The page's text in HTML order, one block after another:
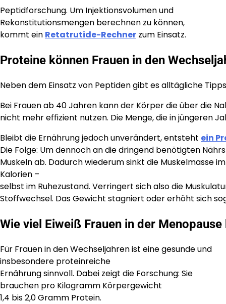
Peptidforschung. Um Injektionsvolumen und
Rekonstitutionsmengen berechnen zu können,
kommt ein Retatrutide-Rechner zum Einsatz.
Proteine können Frauen in den
Neben dem Einsatz von Peptiden gibt es alltägliche
Bei Frauen ab 40 Jahren kann der Körper die über die
nicht mehr effizient nutzen. Die Menge, die in jüngeren
Bleibt die Ernährung jedoch unverändert, entsteht ein
Die Folge: Um dennoch an die dringend benötigten
Muskeln ab. Dadurch wiederum sinkt die Muskelmasse
Kalorien –
selbst im Ruhezustand. Verringert sich also die
Stoffwechsel. Das Gewicht stagniert oder erhöht sich
Wie viel Eiweiß Frauen in der
Für Frauen in den Wechseljahren ist eine gesunde und
insbesondere proteinreiche
Ernährung sinnvoll. Dabei zeigt die Forschung: Sie
brauchen pro Kilogramm Körpergewicht
1,4 bis 2,0 Gramm Protein.